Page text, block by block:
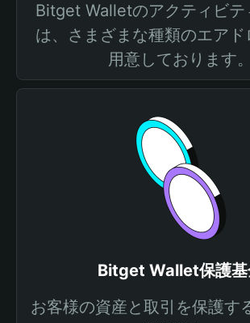
Bitget Walletのアクティビテ
は、さまざまな種類のエア
用意しております。
Bitget Wallet保護
お客様の資産と取引を保護す